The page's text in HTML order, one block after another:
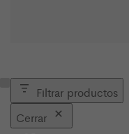
Filtrar productos
Cerrar